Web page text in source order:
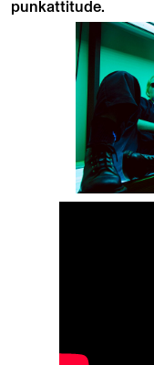
punkattitude.